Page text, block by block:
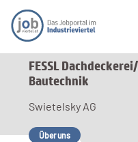
FESSL
Bautechnik
Swietelsky AG
Über uns